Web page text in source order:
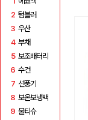
2 텀블러
3 우산
4 부채
5 보조배터리
6 수건
7 선풍기
8 보온보냉백
9 물티슈